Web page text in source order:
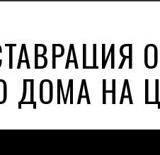
ДОМА НА